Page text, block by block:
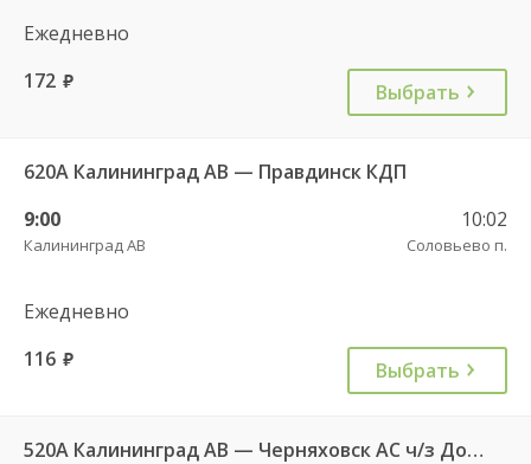
Ежедневно
172 руб. Выбрать
620А Калининград АВ — Правдинск КДП
9:00
Калининград АВ
10:02
Соловьево п.
Ежедневно
116 руб. Выбрать
520А Калининград АВ — Черняховск АС ч/з Домново п., Правдинск КДП